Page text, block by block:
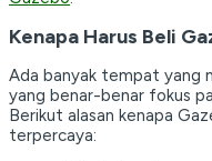
Kenapa Harus Beli
Ada banyak tempat yang
yang benar-benar fokus
Berikut alasan kenapa
terpercaya: